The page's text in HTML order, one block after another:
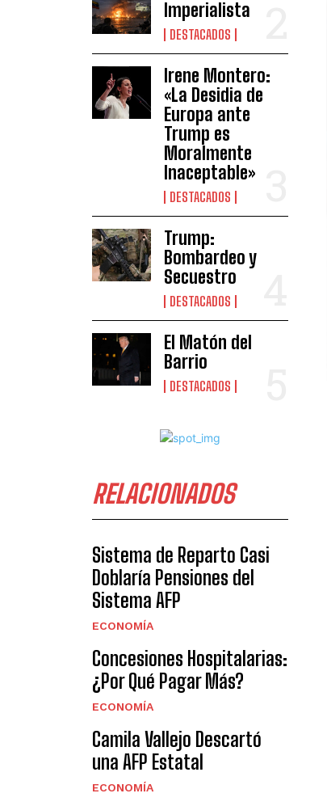
Imperialista
DESTACADOS
Irene Montero:
«La Desidia de
Europa ante
Trump es
Moralmente
Inaceptable»
DESTACADOS
Trump:
Bombardeo y
Secuestro
DESTACADOS
El Matón del
Barrio
DESTACADOS
RELACIONADOS
Sistema de Reparto Casi
Doblaría Pensiones del
Sistema AFP
ECONOMÍA
Concesiones Hospitalarias:
¿Por Qué Pagar Más?
ECONOMÍA
Camila Vallejo Descartó
una AFP Estatal
ECONOMÍA